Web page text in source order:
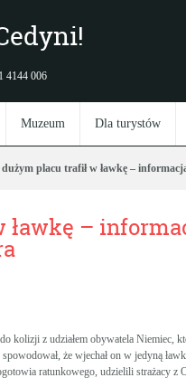
4144 006
Muzeum Dla turystów
placu trafił w ławkę –
ławkę –
kolizji z udziałem obywatela Niemiec,
że wjechał on w jedyną
ratunkowego, udzielili strażacy z